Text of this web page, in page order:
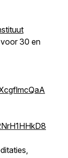
30 en